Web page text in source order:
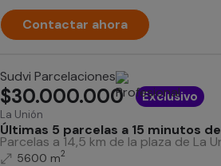
Contactar ahora
Sudvi Parcelaciones
La Unión
Últimas 5 parcelas a 15 minutos
Parcelas a 14,5 km de la plaza de
$30.000.000 Exclusivo
5600 m2